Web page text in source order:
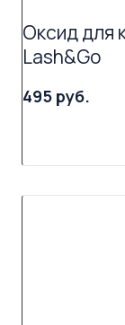
Оксид для
Lash&Go
495 руб.